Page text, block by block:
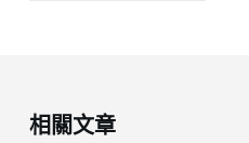
相關文章